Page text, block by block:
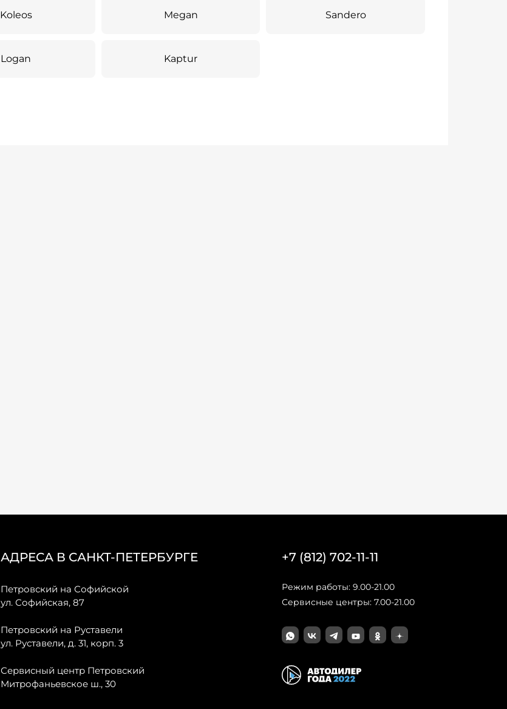
Koleos Megan Sandero
Logan Kaptur
АДРЕСА В САНКТ-ПЕТЕРБУРГЕ
Петровский на Софийской
ул. Софийская, 87
Петровский на Руставели
ул. Руставели, д. 31, корп. 3
Сервисный центр Петровский
Митрофаньевское ш., 30
+7 (812) 702-11-11
Режим работы: 9.00-21.00
Сервисные центры: 7.00-21.00